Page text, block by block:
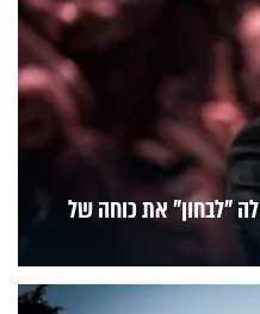
"לבחון" את כוחה של